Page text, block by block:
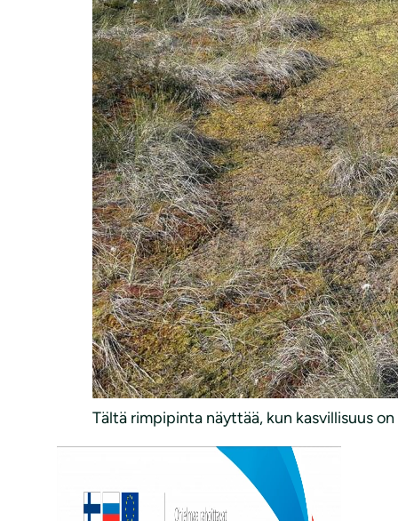
Tältä rimpipinta näyttää, kun kasvillisuus